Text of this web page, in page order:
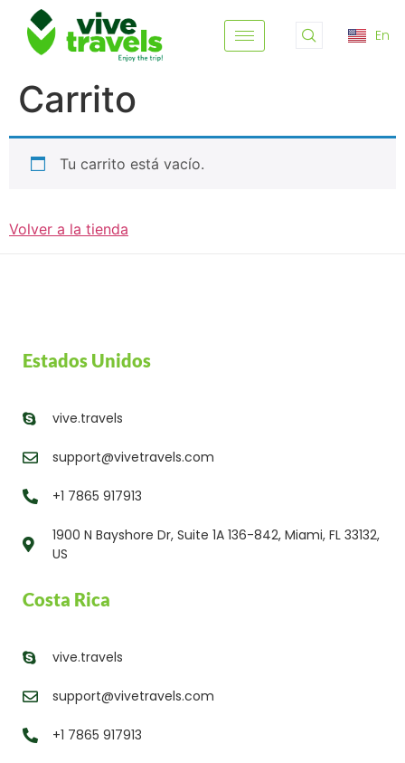
En
Carrito
Tu carrito está vacío.
Volver a la tienda
Estados Unidos
vive.travels
support@vivetravels.com
+1 7865 917913
1900 N Bayshore Dr, Suite 1A 136-842, Miami, FL 33132,
US
Costa Rica
vive.travels
support@vivetravels.com
+1 7865 917913